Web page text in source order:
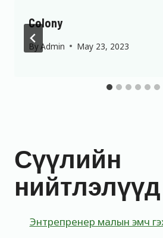
Colony
ByAdmin May 23, 2023
Сүүлийн
нийтлэлүүд
Энтрепренер малын эмч